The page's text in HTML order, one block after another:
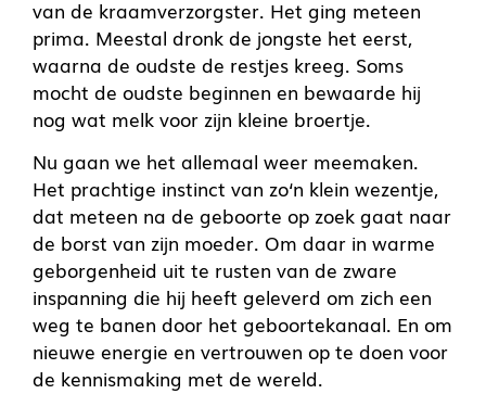
van de kraamverzorgster. Het ging meteen
prima. Meestal dronk de jongste het eerst,
waarna de oudste de restjes kreeg. Soms
mocht de oudste beginnen en bewaarde hij
nog wat melk voor zijn kleine broertje.
Nu gaan we het allemaal weer meemaken.
Het prachtige instinct van zo‘n klein wezentje,
dat meteen na de geboorte op zoek gaat naar
de borst van zijn moeder. Om daar in warme
geborgenheid uit te rusten van de zware
inspanning die hij heeft geleverd om zich een
weg te banen door het geboortekanaal. En om
nieuwe energie en vertrouwen op te doen voor
de kennismaking met de wereld.